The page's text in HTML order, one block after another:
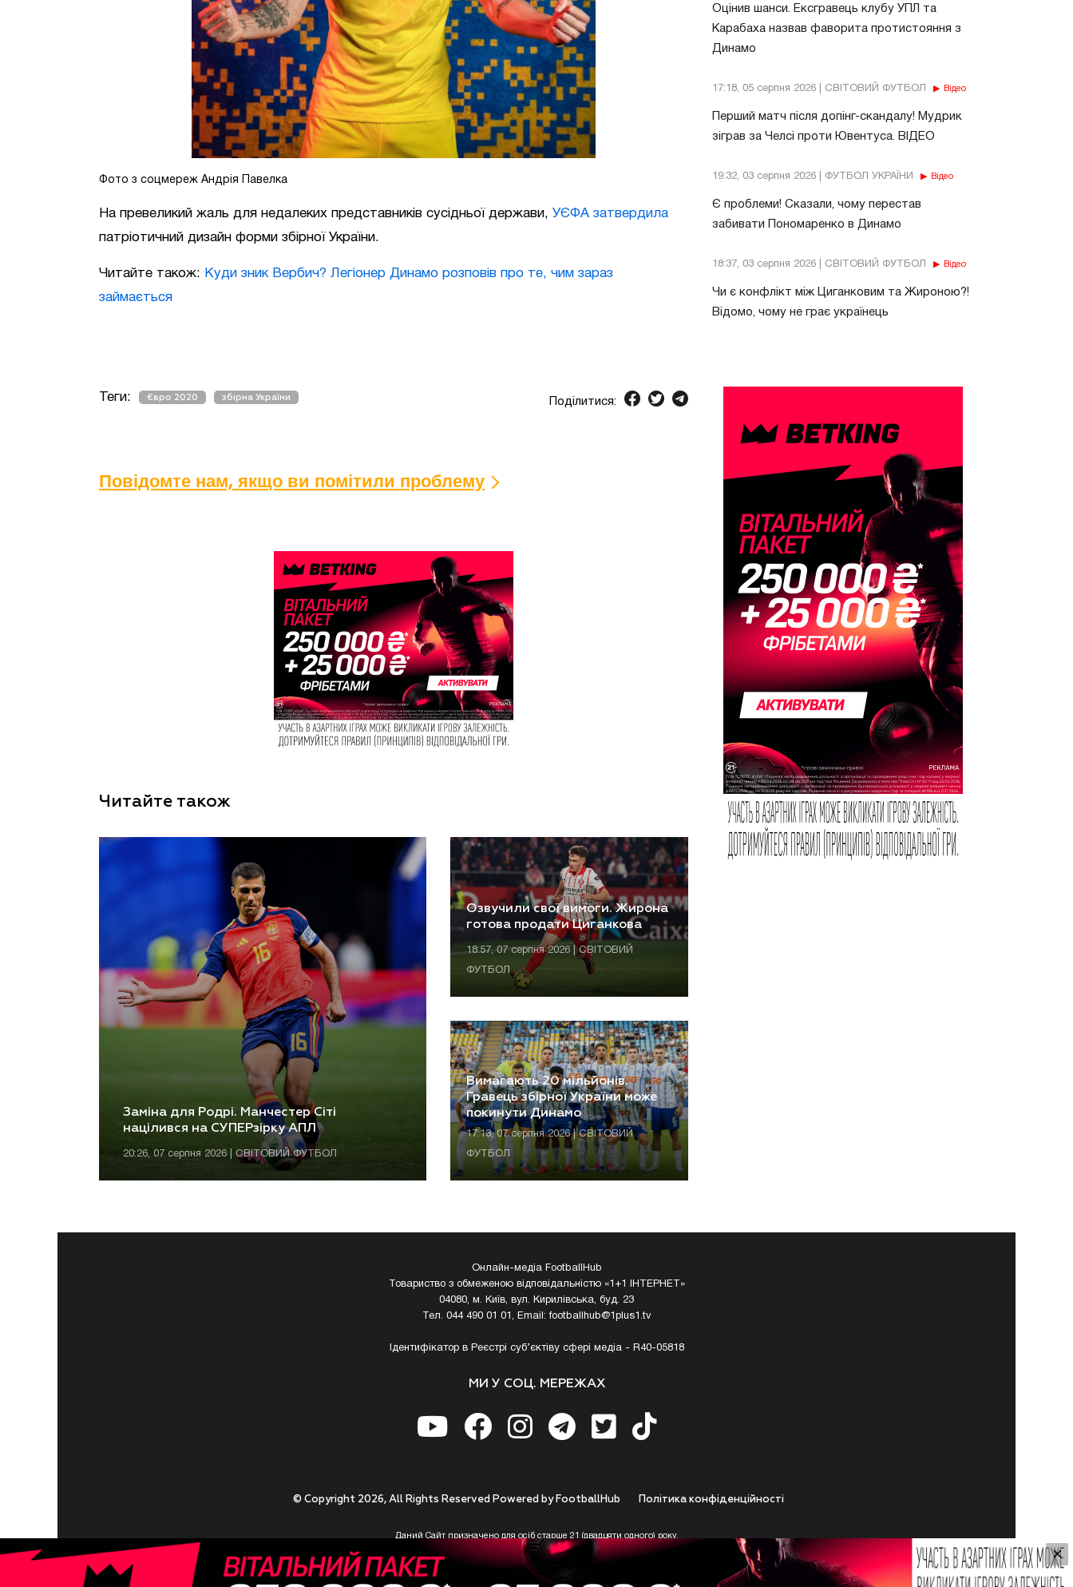
Оцінив шанси. Ексгравець клубу УПЛ та
Карабаха назвав фаворита протистояння з
Динамо
17:18, 05 серпня 2026 | СВІТОВИЙ ФУТБОЛ Відео
Перший матч після допінг-скандалу! Мудрик
зіграв за Челсі проти Ювентуса. ВІДЕО
19:32, 03 серпня 2026 | ФУТБОЛ УКРАЇНИ Відео
Є проблеми! Сказали, чому перестав
забивати Пономаренко в Динамо
18:37, 03 серпня 2026 | СВІТОВИЙ ФУТБОЛ Відео
Чи є конфлікт між Циганковим та Жироною?!
Відомо, чому не грає українець
Фото з соцмереж Андрія Павелка
На превеликий жаль для недалеких представників сусідньої держави, УЄФА затвердила
патріотичний дизайн форми збірної України.
Читайте також: Куди зник Вербич? Легіонер Динамо розповів про те, чим зараз
займається
Теги: Євро 2020 збірна України Поділитися:
Повідомте нам, якщо ви помітили проблему
Читайте також
Заміна для Родрі. Манчестер Сіті
націлився на СУПЕРзірку АПЛ
20:26, 07 серпня 2026 | СВІТОВИЙ ФУТБОЛ
Озвучили свої вимоги. Жирона
готова продати Циганкова
18:57, 07 серпня 2026 | СВІТОВИЙ
ФУТБОЛ
Вимагають 20 мільйонів.
Гравець збірної України може
покинути Динамо
17:13, 07 серпня 2026 | СВІТОВИЙ
ФУТБОЛ
Онлайн-медіа FootballHub
Товариство з обмеженою відповідальністю «1+1 ІНТЕРНЕТ»
04080, м. Київ, вул. Кирилівська, буд. 23
Тел. 044 490 01 01, Email:footballhub@1plus1.tv
Ідентифікатор в Реєстрі суб’єктіву сфері медіа - R40-05818
МИ У СОЦ. МЕРЕЖАХ
Полiтика конфiденцiйностi
© Copyright 2026, All Rights Reserved Powered by FootballHub
Даний Сайт призначено для осіб старше 21 (двадцяти одного) року.
Приступаючи до використання https://footballhub.ua, Користувач цим підтверджує, що досяг 21-річного віку.
У разі , якщо Ви (Користувач) не досягли 21-річного віку - не розпочинайте або припиніть користування Сайтом.
Адміністрація Сайту не несе відповідальності за законність використання Сайту та його сервісів Користувачем,
×